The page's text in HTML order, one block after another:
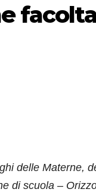
delle Materne,
di scuola –